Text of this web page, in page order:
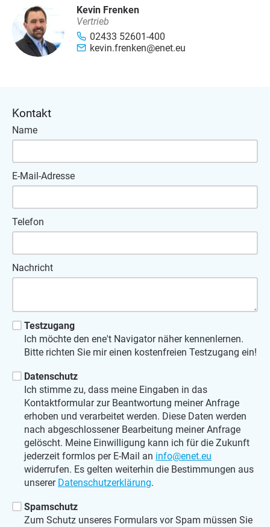
Kevin Frenken
Vertrieb
02433 52601-400
kevin.frenken@enet.eu
Kontakt
Name
E-Mail-Adresse
Telefon
Nachricht
Testzugang
Ich möchte den ene't Navigator näher kennenlernen.
Bitte richten Sie mir einen kostenfreien Testzugang ein!
Datenschutz
Ich stimme zu, dass meine Eingaben in das
Kontaktformular zur Beantwortung meiner Anfrage
erhoben und verarbeitet werden. Diese Daten werden
nach abgeschlossener Bearbeitung meiner Anfrage
gelöscht. Meine Einwilligung kann ich für die Zukunft
jederzeit formlos per E-Mail an info@enet.eu
widerrufen. Es gelten weiterhin die Bestimmungen aus
unserer Datenschutzerklärung.
Spamschutz
Zum Schutz unseres Formulars vor Spam müssen Sie